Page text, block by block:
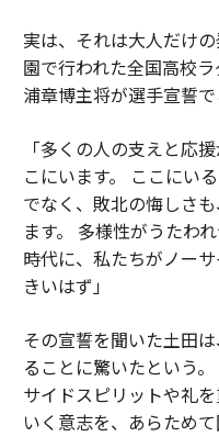
実は、それは大人だけ
園で行われた全国高校
浦章博主将が選手宣誓で
「多くの人の支えと応
こにいます。 ここにい
でなく、敗北の悔しさ
ます。 多様性がうたわ
時代に、私たちがノー
きいはず」
その宣誓を聞いた土田
ることに驚いたという
サイドスピリットや礼
いく意志を、あらためて